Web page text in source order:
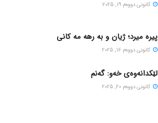
كانونی دووه‌م 19, 2025
پیره میرد؛ ژیان و به رهه مه کانی
كانونی دووه‌م 16, 2025
لێکدانەوەی خەو: گەنم
كانونی دووه‌م 20, 2025